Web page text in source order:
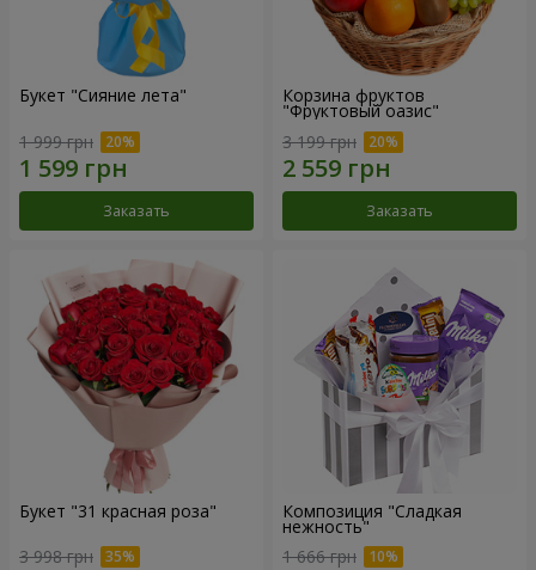
Букет "Сияние лета"
1 999 грн
Заказать
Корзина фруктов
"Фруктовый оазис"
3 199 грн
Заказать
Букет "31 красная роза"
3 998 грн
Композиция "Сладкая
нежность"
1 666 грн